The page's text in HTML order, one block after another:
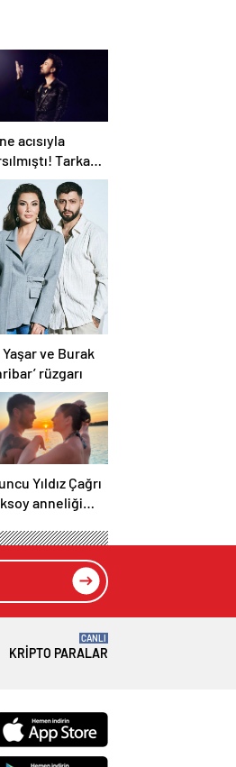
acısıyla
Tarkan,
neden
ve Burak
rüzgarı
Yıldız Çağrı
anneliği
KRIPTO PARALAR
CANLI